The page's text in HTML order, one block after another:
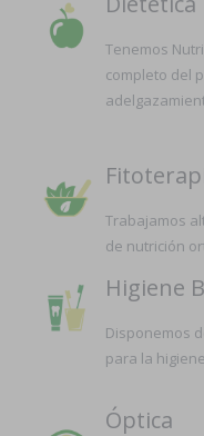
Tenemos
completo del
Trabajamos
de nutrición
Higiene
Disponemos
para la
Óptica